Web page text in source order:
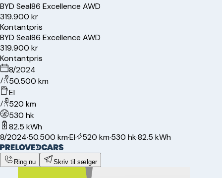
BYD Seal86 Excellence AWD
319.900 kr
Kontantpris
BYD Seal86 Excellence AWD
319.900 kr
Kontantpris
8/2024
50.500 km
El
520 km
530 hk
82.5 kWh
8/2024·50.500 km·El· 520 km·530 hk·82.5 kWh
Ring nu Skriv til sælger